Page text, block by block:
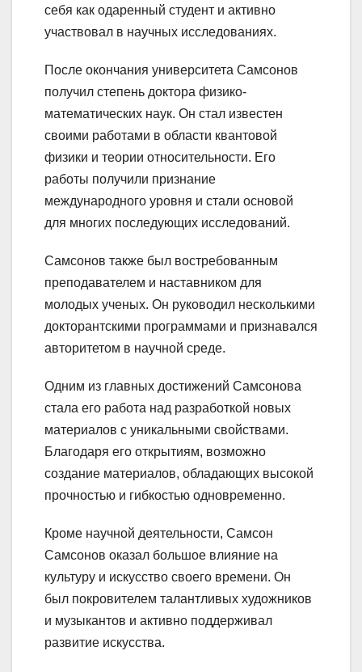
себя как одаренный студент и активно
участвовал в научных исследованиях.
После окончания университета Самсонов
получил степень доктора физико-
математических наук. Он стал известен
своими работами в области квантовой
физики и теории относительности. Его
работы получили признание
международного уровня и стали основой
для многих последующих исследований.
Самсонов также был востребованным
преподавателем и наставником для
молодых ученых. Он руководил несколькими
докторантскими программами и признавался
авторитетом в научной среде.
Одним из главных достижений Самсонова
стала его работа над разработкой новых
материалов с уникальными свойствами.
Благодаря его открытиям, возможно
создание материалов, обладающих высокой
прочностью и гибкостью одновременно.
Кроме научной деятельности, Самсон
Самсонов оказал большое влияние на
культуру и искусство своего времени. Он
был покровителем талантливых художников
и музыкантов и активно поддерживал
развитие искусства.